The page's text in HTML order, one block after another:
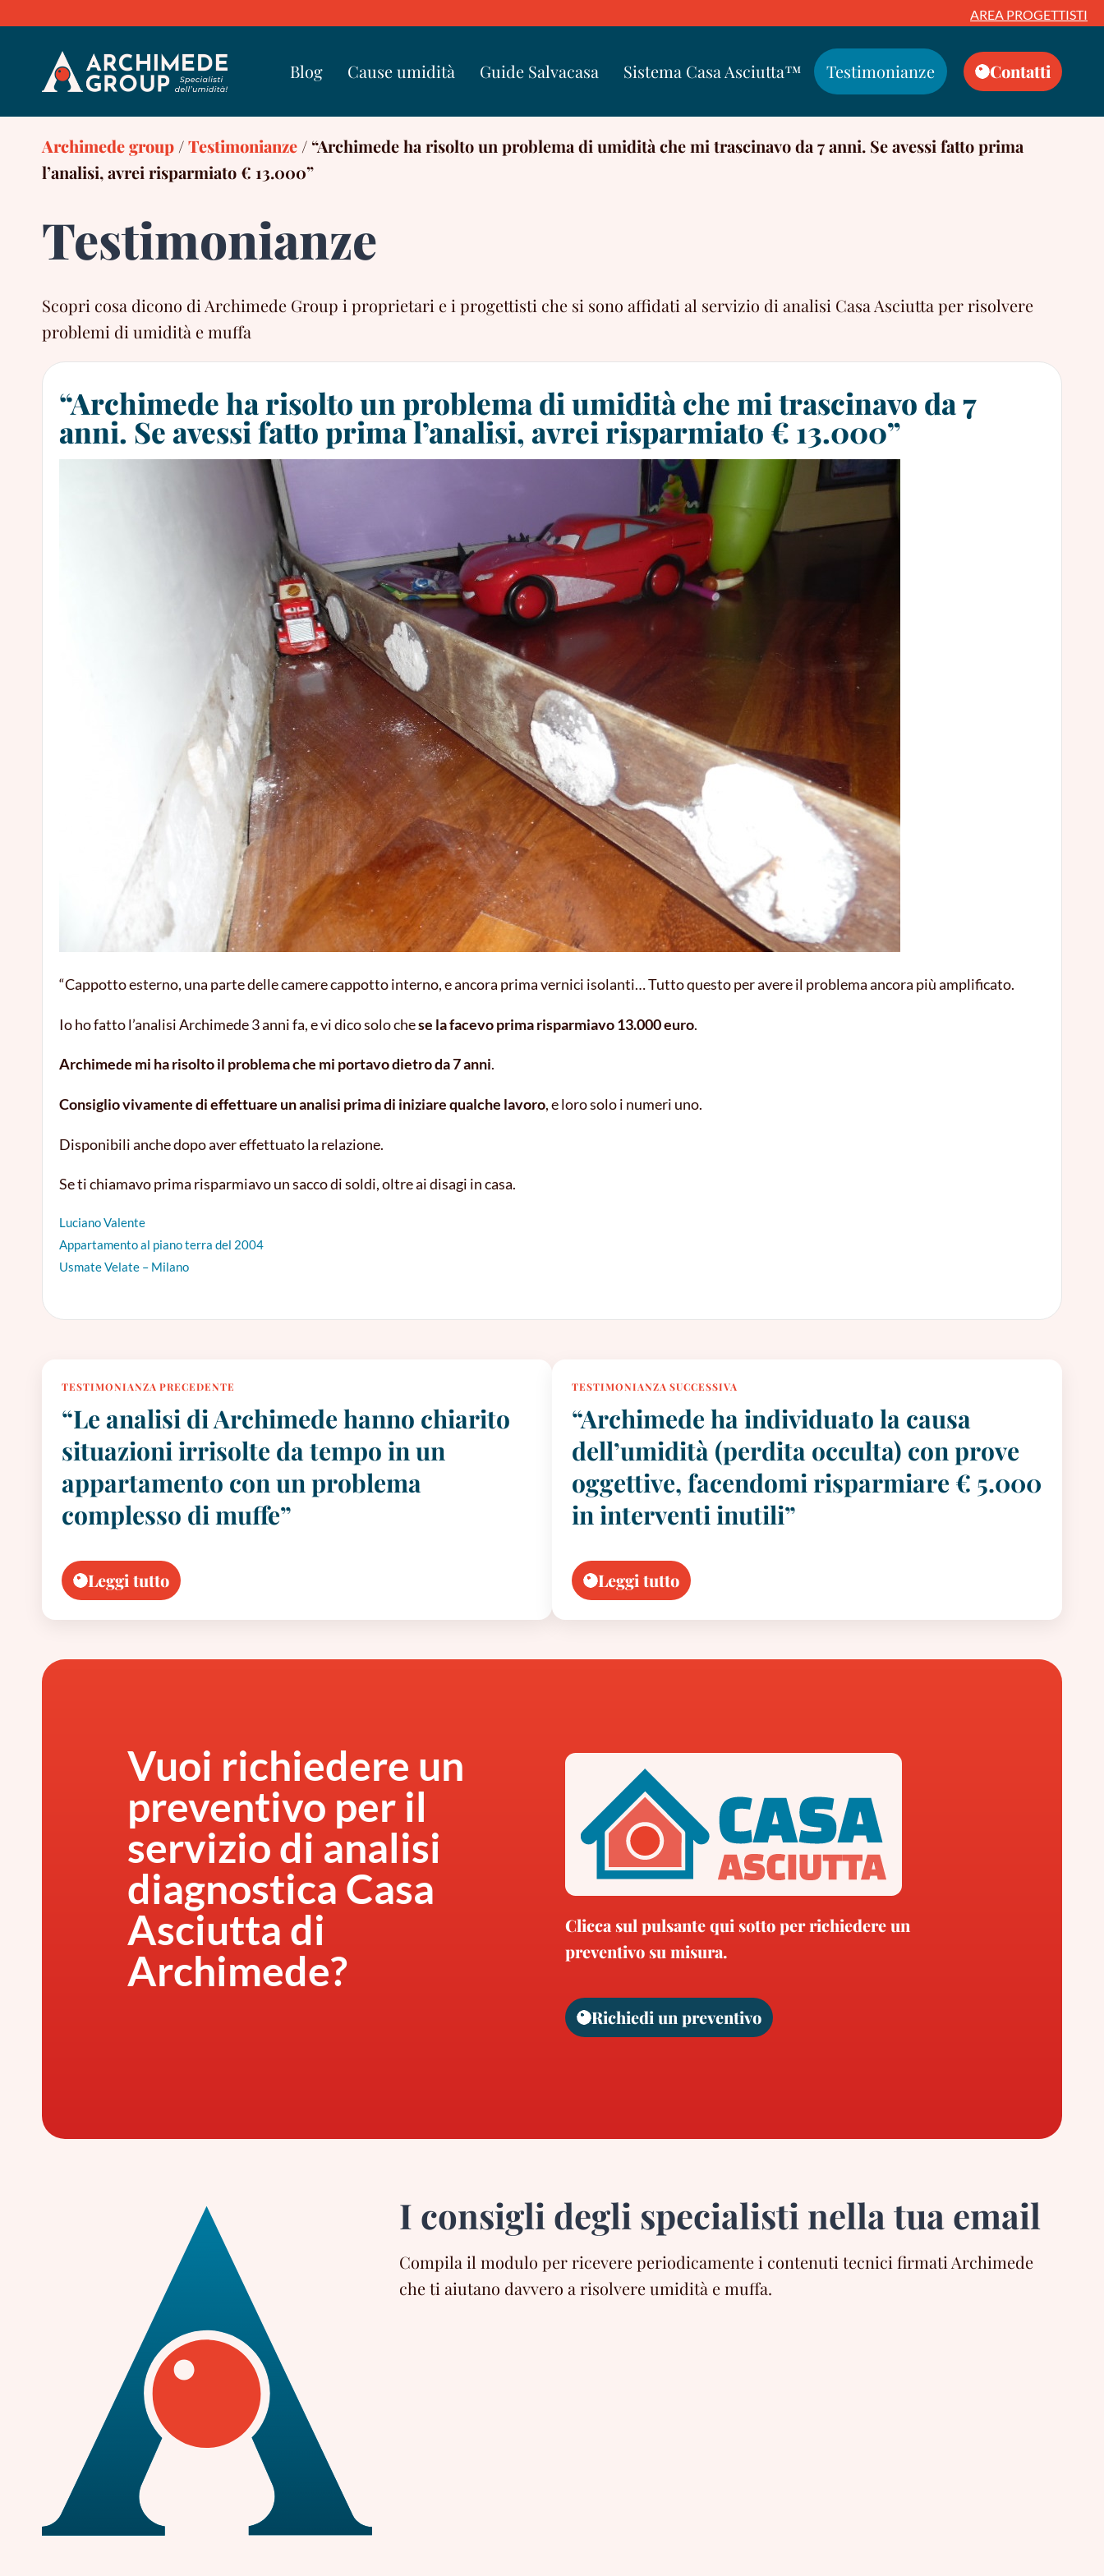
content
AREA PROGETTISTI
Blog Cause umidità Guide Salvacasa Sistema Casa Asciutta™ Testimonianze Contatti
Archimede group /Testimonianze / “Archimede ha risolto un problema di umidità che mi trascinavo da 7 anni. Se avessi fatto prima
l’analisi, avrei risparmiato € 13.000”
Testimonianze
Scopri cosa dicono di Archimede Group i proprietari e i progettisti che si sono affidati al servizio di analisi Casa Asciutta per risolvere
problemi di umidità e muffa
“Archimede ha risolto un problema di umidità che mi trascinavo da 7
anni. Se avessi fatto prima l’analisi, avrei risparmiato € 13.000”
“Cappotto esterno, una parte delle camere cappotto interno, e ancora prima vernici isolanti… Tutto questo per avere il problema ancora più amplificato.
Io ho fatto l’analisi Archimede 3 anni fa, e vi dico solo chese la facevo prima risparmiavo 13.000 euro.
Archimede mi ha risolto il problema che mi portavo dietro da 7 anni.
Consiglio vivamente dieffettuare un analisi prima di iniziare qualche lavoro, e loro solo i numeri uno.
Disponibili anche dopo aver effettuato la relazione.
Se ti chiamavo prima risparmiavo un sacco di soldi, oltre ai disagi in casa.
Luciano Valente
Appartamento al piano terra del 2004
Usmate Velate – Milano
TESTIMONIANZA PRECEDENTE
“Le analisi di Archimede hanno chiarito
situazioni irrisolte da tempo in un
appartamento con un problema
complesso di muffe”
Leggi tutto
TESTIMONIANZA SUCCESSIVA
“Archimede ha individuato la causa
dell’umidità (perdita occulta) con prove
oggettive, facendomi risparmiare € 5.000
in interventi inutili”
Leggi tutto
Vuoi richiedere un
preventivo per il
servizio di analisi
diagnostica Casa
Asciutta di
Archimede?
Clicca sul pulsante qui sotto per richiedere un
preventivo su misura.
Richiedi un preventivo
I consigli degli specialisti nella tua email
Compila il modulo per ricevere periodicamente i contenuti tecnici firmati Archimede
che ti aiutano davvero a risolvere umidità e muffa.